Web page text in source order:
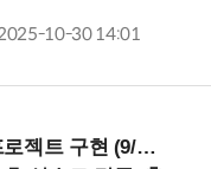
2025-10-30 14:01
(9/16 ~17 강남역)